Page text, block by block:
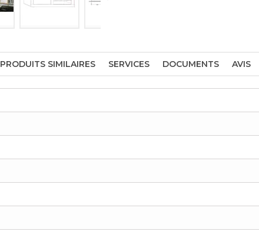
PRODUITS SIMILAIRES SERVICES DOCUMENTS AVIS